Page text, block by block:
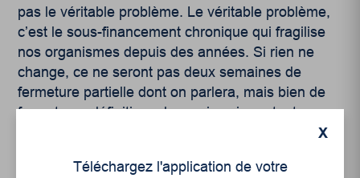
pas le véritable problème. Le véritable problème,
c’est le sous-financement chronique qui fragilise
nos organismes depuis des années. Si rien ne
change, ce ne seront pas deux semaines de
fermeture partielle dont on parlera, mais bien de
fermetures définitives de services importants.
vraiment le Québec que nous voulons ? Un
X
Téléchargez l'application de votre